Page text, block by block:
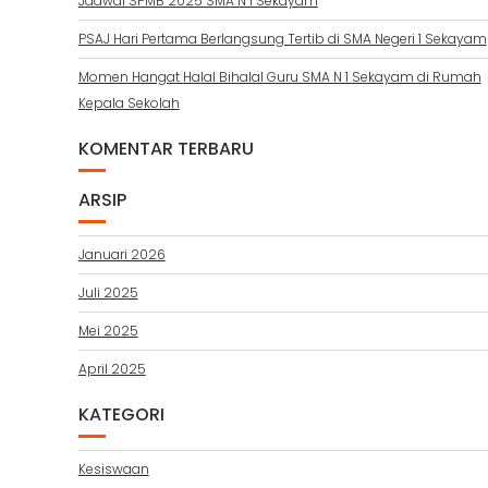
PSAJ Hari Pertama Berlangsung Tertib di SMA Negeri 1 Sekayam
Momen Hangat Halal Bihalal Guru SMA N 1 Sekayam di Rumah
Kepala Sekolah
KOMENTAR TERBARU
ARSIP
Januari 2026
Juli 2025
Mei 2025
April 2025
KATEGORI
Kesiswaan